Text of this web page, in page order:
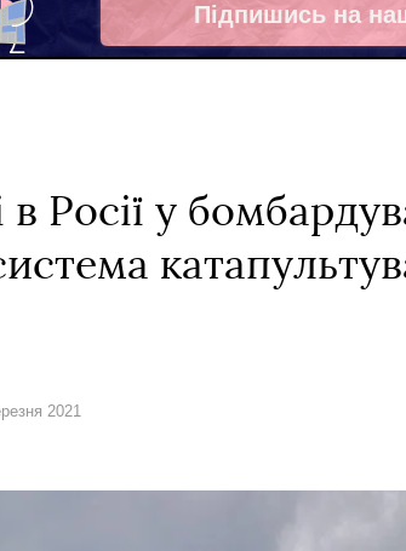
Підпишись на
Facebook
Росії у
2021